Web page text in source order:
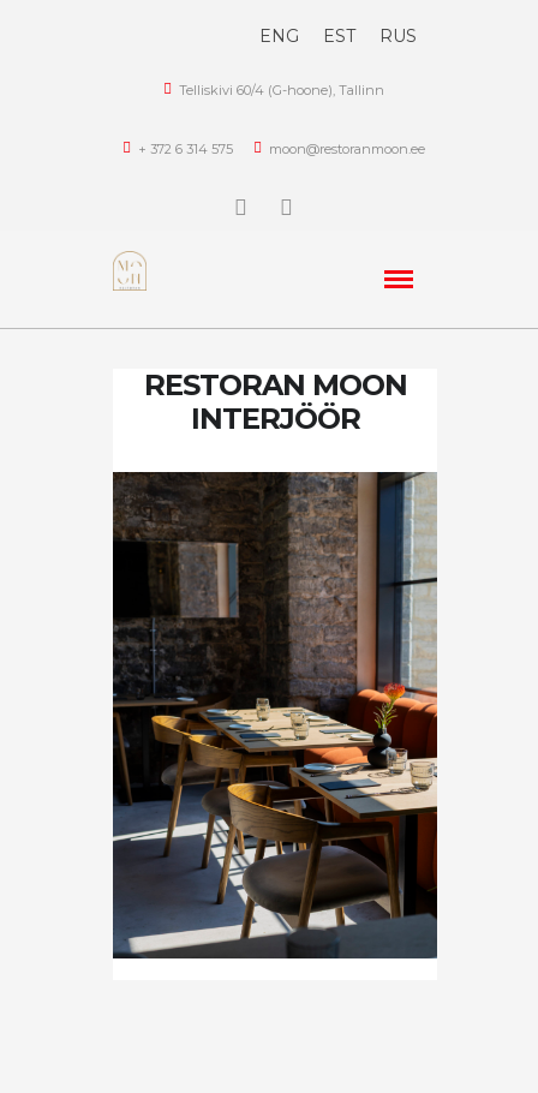
ENG EST RUS
Telliskivi 60/4 (G-hoone), Tallinn
+ 372 6 314 575 moon@restoranmoon.ee
RESTORAN MOON
INTERJÖÖR